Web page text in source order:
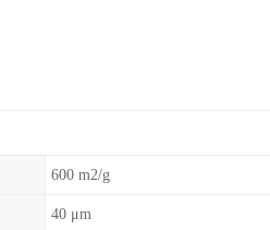
600 m2/g
40 μm